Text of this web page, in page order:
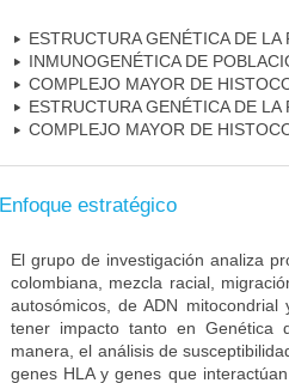
ESTRUCTURA GENÉTICA DE
INMUNOGENÉTICA DE
COMPLEJO MAYOR DE
ESTRUCTURA GENÉTICA DE
COMPLEJO MAYOR DE
Enfoque estratégico
El grupo de investigación analiza
colombiana, mezcla racial,
autosómicos, de ADN
tener impacto tanto en Genética
manera, el análisis de
genes HLA y genes que